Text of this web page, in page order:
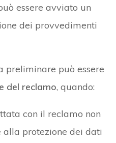
essere avviato un
dei provvedimenti
preliminare può essere
del reclamo, quando:
con il reclamo non
protezione dei dati